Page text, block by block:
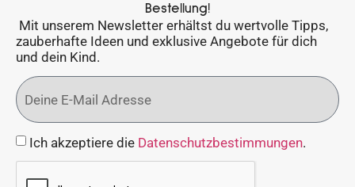
Bestellung!
Mit unserem Newsletter erhältst du wertvolle Tipps,
zauberhafte Ideen und exklusive Angebote für dich
und dein Kind.
Ich akzeptiere die Datenschutzbestimmungen.